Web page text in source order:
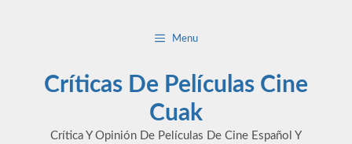
Menu
Críticas De Películas Cine
Cuak
Crítica Y Opinión De Películas De Cine Español Y